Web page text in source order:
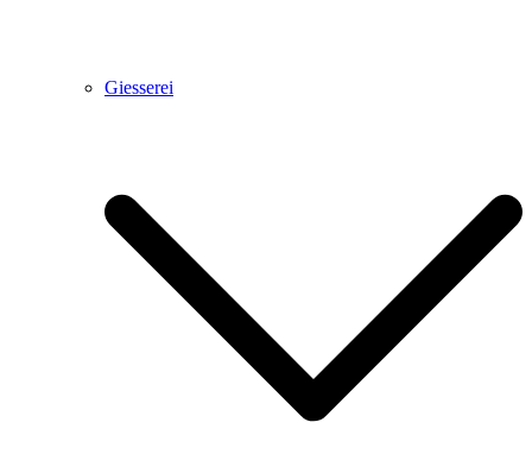
Giesserei